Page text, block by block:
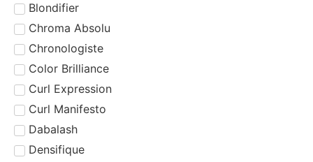
Blondifier
Chroma Absolu
Chronologiste
Color Brilliance
Curl Expression
Curl Manifesto
Dabalash
Densifique